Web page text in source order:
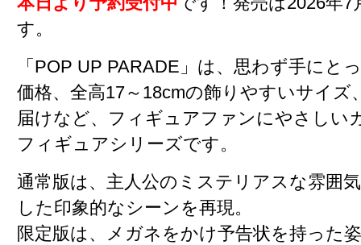
す。
「POP UP PARADE」は、思わず手にと
価格、全高17～18cmの飾りやすいサイズ
届けなど、フィギュアファンにやさしい
フィギュアシリーズです。
通常版は、主人公のミステリアスな雰囲
した印象的なシーンを再現。
限定版は、メガネをかけ予告状を持った